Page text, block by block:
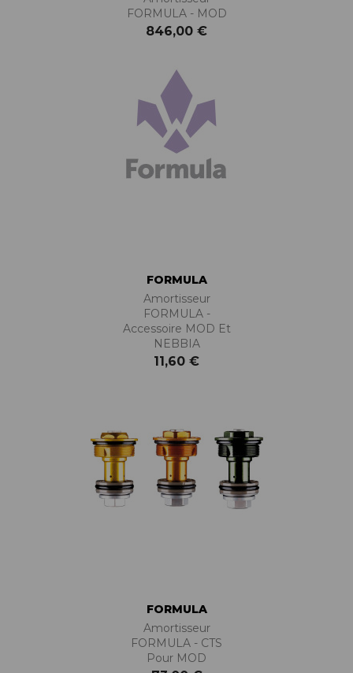
FORMULA - MOD
846,00 €
FORMULA
Amortisseur
FORMULA -
Accessoire MOD Et
NEBBIA
11,60 €
FORMULA
Amortisseur
FORMULA - CTS
Pour MOD